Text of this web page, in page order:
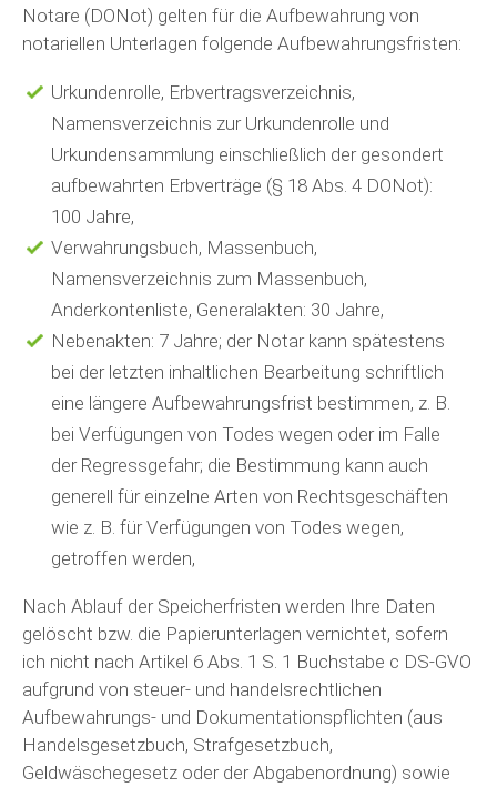
Notare (DONot) gelten für die Aufbewahrung von
notariellen Unterlagen folgende Aufbewahrungsfristen:
Urkundenrolle, Erbvertragsverzeichnis,
Namensverzeichnis zur Urkundenrolle und
Urkundensammlung einschließlich der gesondert
aufbewahrten Erbverträge (§ 18 Abs. 4 DONot):
100 Jahre,
Verwahrungsbuch, Massenbuch,
Namensverzeichnis zum Massenbuch,
Anderkontenliste, Generalakten: 30 Jahre,
Nebenakten: 7 Jahre; der Notar kann spätestens
bei der letzten inhaltlichen Bearbeitung schriftlich
eine längere Aufbewahrungsfrist bestimmen, z. B.
bei Verfügungen von Todes wegen oder im Falle
der Regressgefahr; die Bestimmung kann auch
generell für einzelne Arten von Rechtsgeschäften
wie z. B. für Verfügungen von Todes wegen,
getroffen werden,
Nach Ablauf der Speicherfristen werden Ihre Daten
gelöscht bzw. die Papierunterlagen vernichtet, sofern
ich nicht nach Artikel 6 Abs. 1 S. 1 Buchstabe c DS-GVO
aufgrund von steuer- und handelsrechtlichen
Aufbewahrungs- und Dokumentationspflichten (aus
Handelsgesetzbuch, Strafgesetzbuch,
Geldwäschegesetz oder der Abgabenordnung) sowie